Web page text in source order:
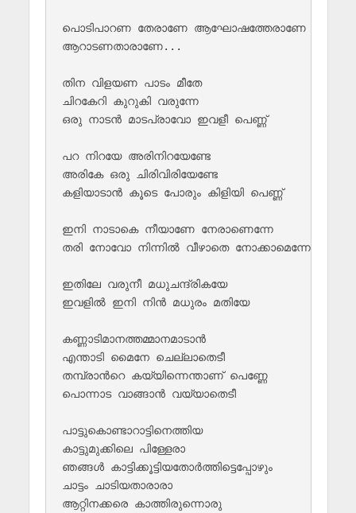
പൊടിപാറണ തേരാണേ ആഘോഷത്തേരാണേ
ആറാടണതാരാണേ...
തിന വിളയണ പാടം മീതേ
ചിറകേറി കുറുകി വരുന്നേ
ഒരു നാടൻ മാടപ്രാവോ ഇവളീ പെണ്ണ്
പറ നിറയേ അരിനിറയേണ്ടേ
അരികേ ഒരു ചിരിവിരിയേണ്ടേ
കളിയാടാൻ കൂടെ പോരും കിളിയി പെണ്ണ്
ഇനി നാടാകെ നീയാണേ നേരാണെന്നേ
തരി നോവോ നിന്നിൽ വീഴാതെ നോക്കാമെന്നേ
ഇതിലേ വരുനീ മധുചന്ദ്രികയേ
ഇവളിൽ ഇനി നിൻ മധുരം മതിയേ
കണ്ണാടിമാനത്തമ്മാനമാടാൻ
എന്താടി മൈനേ ചെല്ലാതെടീ
തമ്പ്രാൻറെ കയ്യിന്നെന്താണ് പെണ്ണേ
പൊന്നാട വാങ്ങാൻ വയ്യാതെടീ
പാട്ടുകൊണ്ടാറാട്ടിനെത്തിയ
കാട്ടുമുക്കിലെ പിള്ളേരാ
ഞങ്ങൾ കാട്ടിക്കൂട്ടിയതോർത്തിട്ടെപ്പോഴും
ചാട്ടം ചാടിയതാരാരാ
ആറ്റിനക്കരെ കാത്തിരുന്നൊരു